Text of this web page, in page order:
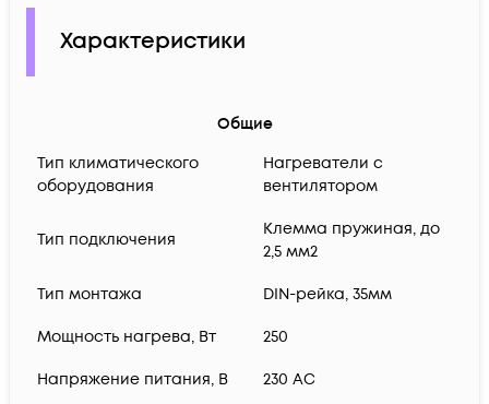
Характеристики
Общие
Тип климатического
оборудования
Нагреватели с
вентилятором
Тип подключения
Клемма пружиная, до
2,5 мм2
Тип монтажа DIN-рейка, 35мм
Мощность нагрева, Вт 250
Нaпряжение питания, В 230 AC